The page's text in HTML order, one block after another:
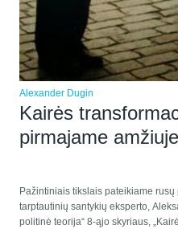
Alexander Dugin
Kairės
pirmajame amžiuje
Pažintiniais tikslais pateikiame
tarptautinių santykių eksperto,
politinė teorija“ 8-ąjo skyriaus,